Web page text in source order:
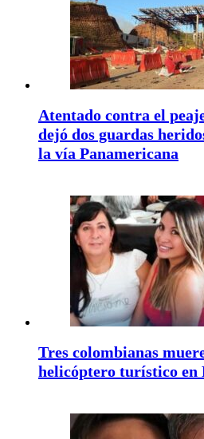
Atentado contra el
dejó dos guardas
la vía Panamericana
Tres colombianas
helicóptero turístico en